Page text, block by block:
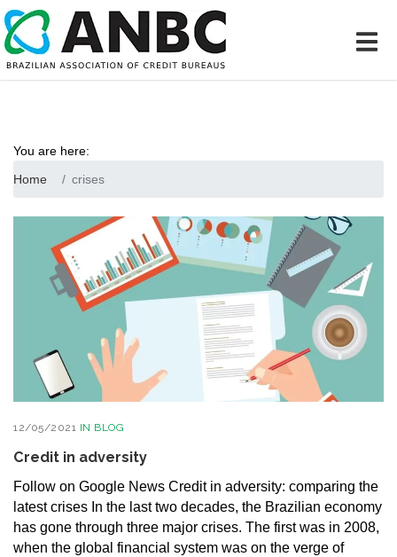
You are here:
Home
crises
12/05/2021 IN BLOG
Credit in adversity
Follow on Google News Credit in adversity: comparing the
latest crises In the last two decades, the Brazilian economy
has gone through three major crises. The first was in 2008,
when the global financial system was on the verge of